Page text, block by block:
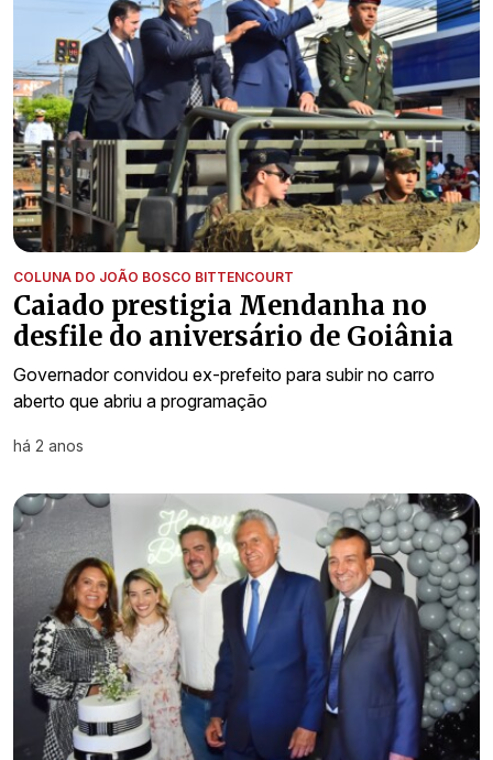
COLUNA DO JOÃO BOSCO BITTENCOURT
Caiado prestigia Mendanha no
desfile do aniversário de Goiânia
Governador convidou ex-prefeito para subir no carro
aberto que abriu a programação
há 2 anos